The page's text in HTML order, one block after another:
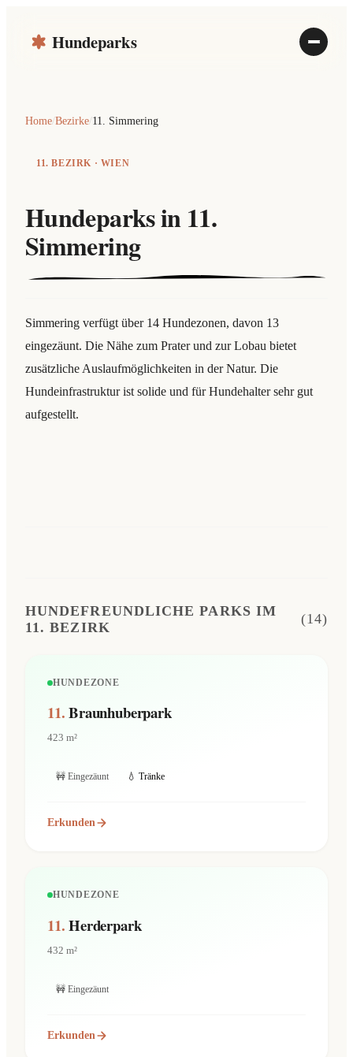
Hundeparks
Home/Bezirke/11. Simmering
11. BEZIRK · WIEN
Hundeparks in11.
Simmering
Simmering verfügt über 14 Hundezonen, davon 13
eingezäunt. Die Nähe zum Prater und zur Lobau bietet
zusätzliche Auslaufmöglichkeiten in der Natur. Die
Hundeinfrastruktur ist solide und für Hundehalter sehr gut
aufgestellt.
HUNDEFREUNDLICHE PARKS IM
11. BEZIRK
(14)
HUNDEZONE
11.Braunhuberpark
423 m²
🚧 Eingezäunt 💧 Tränke
Erkunden
HUNDEZONE
11.Herderpark
432 m²
🚧 Eingezäunt
Erkunden